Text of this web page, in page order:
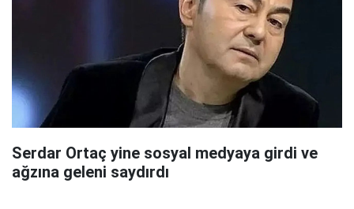
Serdar Ortaç yine sosyal medyaya girdi ve
ağzına geleni saydırdı